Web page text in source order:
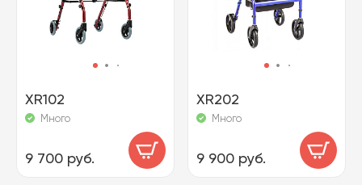
XR102
Много
9 700 руб.
XR202
Много
9 900 руб.